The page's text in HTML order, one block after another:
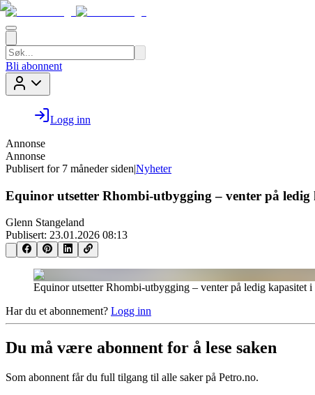
Bli abonnent
Logg inn
Annonse
Annonse
Publisert for 7 måneder siden|Nyheter
Equinor utsetter Rhombi-utbygging – venter på ledig
Glenn Stangeland
Publisert: 23.01.2026 08:13
Equinor utsetter Rhombi-utbygging – venter på ledig kapasitet i
Har du et abonnement? Logg inn
Du må være abonnent for å lese saken
Som abonnent får du full tilgang til alle saker på Petro.no.